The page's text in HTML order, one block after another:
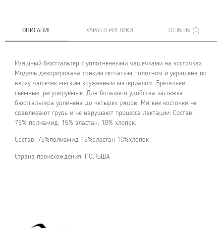
ОПИСАНИЕ ХАРАКТЕРИСТИКИ ОТЗЫВЫ (0)
Изящный бюстгальтер с уплотненными чашечками на косточках.
Модель декорирована тонким сетчатым полотном и украшена по
верху чашечек мягким кружевным материалом. Бретельки
съемные, регулируемые. Для большего удобства застежка
бюстгальтера удлинена до четырех рядов. Мягкие косточки не
сдавливают грудь и не нарушают процесса лактации. Состав:
75% полиамид, 15% эластан, 10% хлопок.
Состав: 75%полиамид 15%эластан 10%хлопок
Страна происхождения: ПОЛЬША